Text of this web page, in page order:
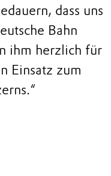
dass uns
Bahn
ihm herzlich für
Einsatz zum